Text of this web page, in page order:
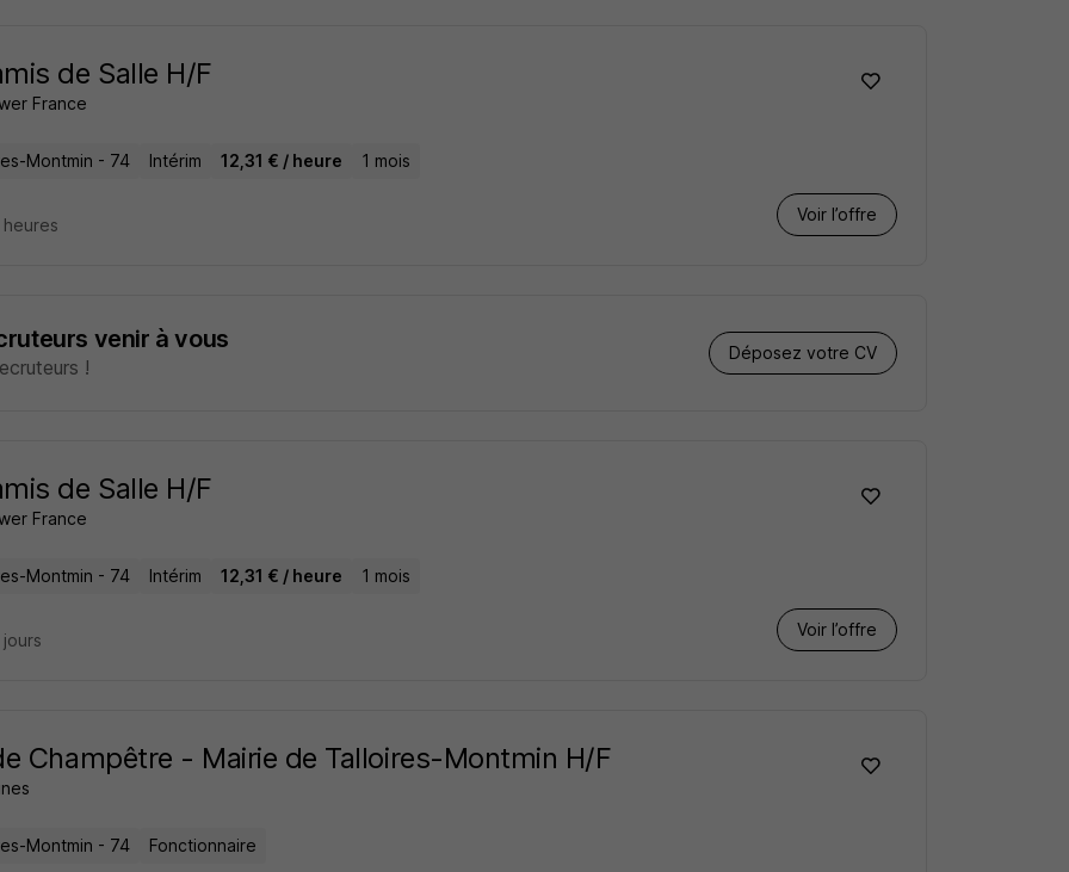
de Salle H/F
France
Montmin - 74 Intérim 12,31 € / heure 1 mois
Voir l’offre
venir à vous
!
Déposez votre CV
de Salle H/F
France
Montmin - 74 Intérim 12,31 € / heure 1 mois
Voir l’offre
Champêtre - Mairie de Talloires-Montmin H/F
Montmin - 74 Fonctionnaire